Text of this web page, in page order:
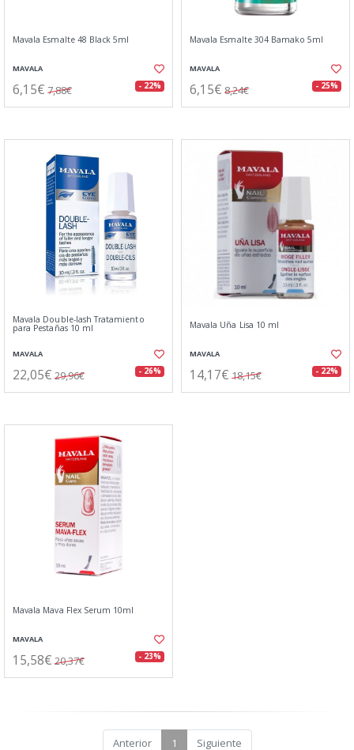
Mavala Esmalte 48 Black 5ml
MAVALA
6,15€ 7,88€ - 22%
Mavala Esmalte 304 Bamako 5ml
MAVALA
6,15€ 8,24€ - 25%
Mavala Double-lash Tratamiento
para Pestañas 10 ml
MAVALA
22,05€ 29,96€ - 26%
Mavala Uña Lisa 10 ml
MAVALA
14,17€ 18,15€ - 22%
Mavala Mava Flex Serum 10ml
MAVALA
15,58€ 20,37€ - 23%
Anterior 1 Siguiente